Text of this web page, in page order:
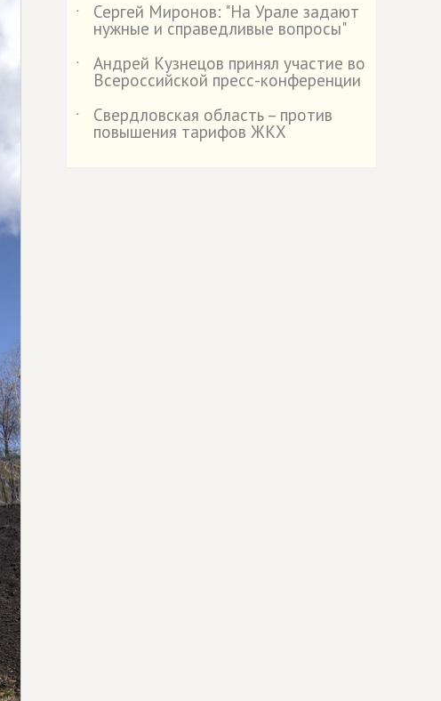
˙
Сергей Миронов: "На Урале задают
нужные и справедливые вопросы"
˙
Андрей Кузнецов принял участие во
Всероссийской пресс-конференции
˙
Свердловская область – против
повышения тарифов ЖКХ